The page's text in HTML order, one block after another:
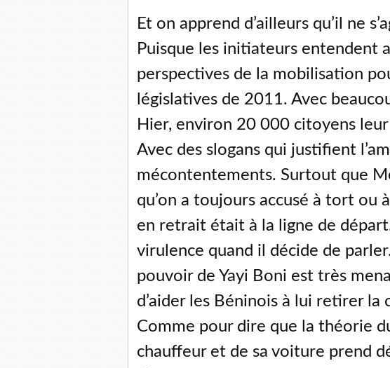
Et on apprend d’ailleurs qu’il ne
Puisque les initiateurs entendent
perspectives de la mobilisation
législatives de 2011. Avec
Hier, environ 20 000 citoyens
Avec des slogans qui justifient
mécontentements. Surtout que
qu’on a toujours accusé à tort ou
en retrait était à la ligne de
virulence quand il décide de
pouvoir de Yayi Boni est très
d’aider les Béninois à lui retirer la
Comme pour dire que la théorie
chauffeur et de sa voiture prend